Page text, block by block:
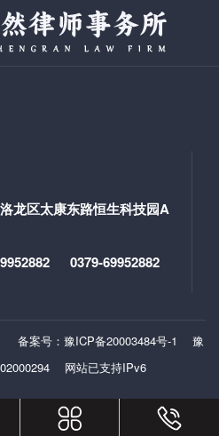
讲解画上一个***的句号。
） 随后由王宗良律师分享
车辆损失有关的两个案
残程度分级》与关于停运损
的钻研和分析，向大家展现
个案件经过王律师与承办法
然律
旭辉主任对上述两位律师的授
一堂丰富且受用的交流课。
现认可的同时，对之后学习
诚实为根本作为我所律师之
案件卷宗质量等核心环节进
，考核组一行与诚然所律师深
律师事务所在法治建设中的
方向。 此次考核检查工作顺
龙区太康东路恒生科技园A
0379-69952882
备案号：豫ICP备20003484号-1
豫
网站已支持IPv6